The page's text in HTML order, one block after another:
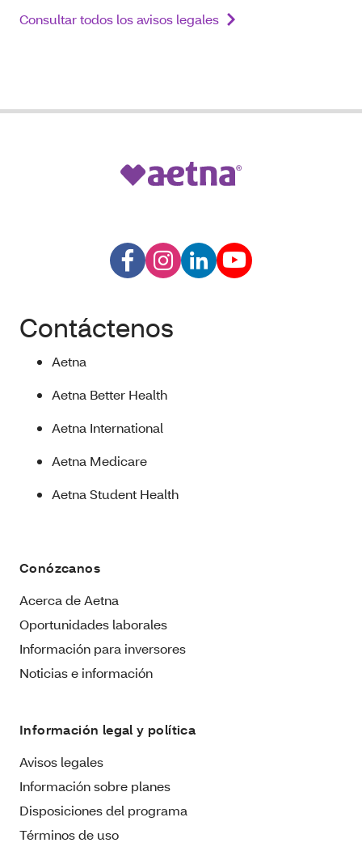
Consultar todos los avisos legales
Contáctenos
Aetna
Aetna Better Health
Aetna International
Aetna Medicare
Aetna Student Health
Conózcanos
Acerca de Aetna
Oportunidades laborales
Información para inversores
Noticias e información
Información legal y política
Avisos legales
Información sobre planes
Disposiciones del programa
Términos de uso